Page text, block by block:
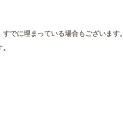
でに埋まっている場合もございます。